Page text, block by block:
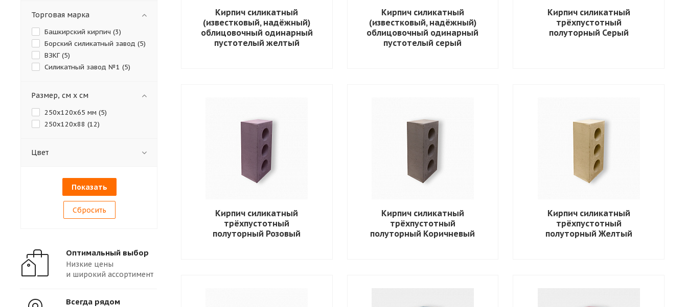
Кирпич силикатный
(известковый, надёжный)
облицовочный одинарный
пустотелый желтый
Кирпич силикатный
(известковый, надёжный)
облицовочный одинарный
пустотелый серый
Кирпич силикатный
трёхпустотный
полуторный Серый
Кирпич силикатный
трёхпустотный
полуторный Розовый
Кирпич силикатный
трёхпустотный
полуторный Коричневый
Кирпич силикатный
трёхпустотный
полуторный Желтый
Торговая марка
Башкирский кирпич (3)
Борский силикатный завод (5)
ВЗКГ (5)
Силикатный завод №1 (5)
Размер, см х см
250x120x65 мм (5)
250х120х88 (12)
Цвет
Сбросить
Оптимальный выбор
Низкие цены
и широкий ассортимент
Всегда рядом